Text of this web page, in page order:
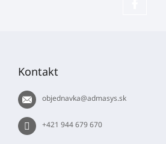
Kontakt
objednavka@admasys.sk
+421 944 679 670